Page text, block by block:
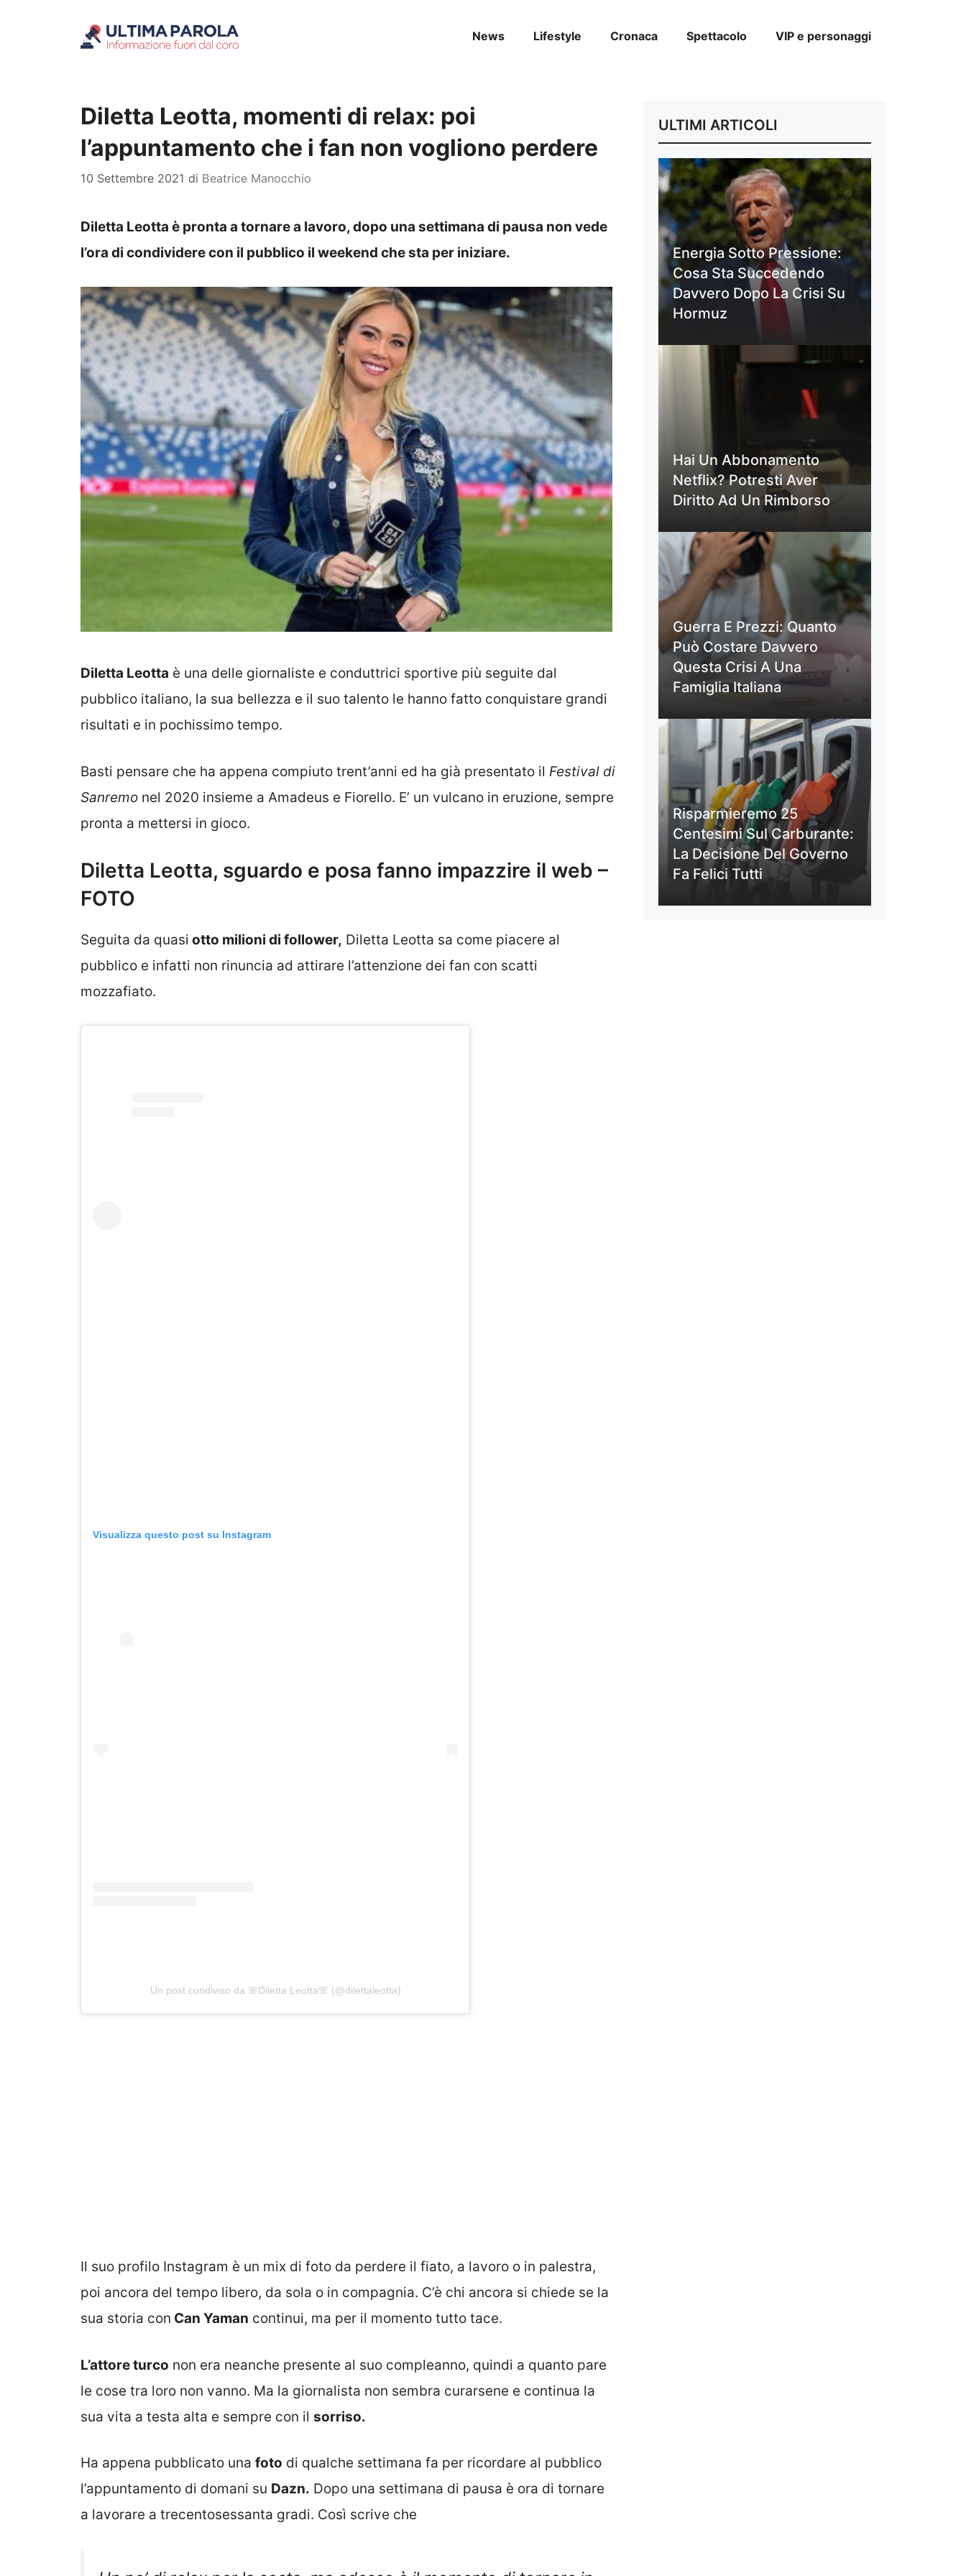
News Lifestyle Cronaca Spettacolo VIP e personaggi
Diletta Leotta, momenti di relax: poi
l’appuntamento che i fan non vogliono perdere
10 Settembre 2021 di Beatrice Manocchio
Diletta Leotta è pronta a tornare a lavoro, dopo una settimana di pausa non vede
l’ora di condividere con il pubblico il weekend che sta per iniziare.
Diletta Leotta è una delle giornaliste e conduttrici sportive più seguite dal
pubblico italiano, la sua bellezza e il suo talento le hanno fatto conquistare grandi
risultati e in pochissimo tempo.
Basti pensare che ha appena compiuto trent’anni ed ha già presentato il Festival di
Sanremo nel 2020 insieme a Amadeus e Fiorello. E’ un vulcano in eruzione, sempre
pronta a mettersi in gioco.
Diletta Leotta, sguardo e posa fanno impazzire il web –
FOTO
Seguita da quasi otto milioni di follower, Diletta Leotta sa come piacere al
pubblico e infatti non rinuncia ad attirare l’attenzione dei fan con scatti
mozzafiato.
Visualizza questo post su Instagram
Un post condiviso da 🌸Diletta Leotta🌸 (@dilettaleotta)
Il suo profilo Instagram è un mix di foto da perdere il fiato, a lavoro o in palestra,
poi ancora del tempo libero, da sola o in compagnia. C’è chi ancora si chiede se la
sua storia con Can Yaman continui, ma per il momento tutto tace.
L’attore turco non era neanche presente al suo compleanno, quindi a quanto pare
le cose tra loro non vanno. Ma la giornalista non sembra curarsene e continua la
sua vita a testa alta e sempre con il sorriso.
Ha appena pubblicato una foto di qualche settimana fa per ricordare al pubblico
l’appuntamento di domani su Dazn. Dopo una settimana di pausa è ora di tornare
a lavorare a trecentosessanta gradi. Così scrive che
ULTIMI ARTICOLI
Energia Sotto Pressione:
Cosa Sta Succedendo
Davvero Dopo La Crisi Su
Hormuz
Hai Un Abbonamento
Netflix? Potresti Aver
Diritto Ad Un Rimborso
Guerra E Prezzi: Quanto
Può Costare Davvero
Questa Crisi A Una
Famiglia Italiana
Risparmieremo 25
Centesimi Sul Carburante:
La Decisione Del Governo
Fa Felici Tutti